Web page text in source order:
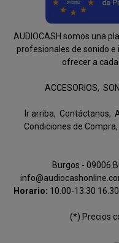
AUDIOCASH somos una
profesionales de sonido
ofrecer a
ACCESORIOS
Ir arriba Contáctanos
Condiciones de Compra
Burgos - 09006
Horario: 10.00-13.30
(*) Precios